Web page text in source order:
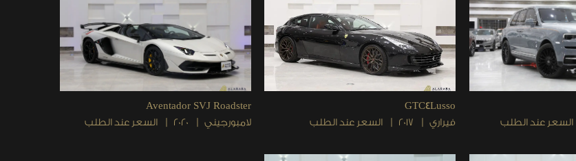
السعر عند الطلب
GTC4Lusso
فيراري
2017 السعر عند الطلب
Aventador SVJ Roadster
لامبورجيني
2020 السعر عند الطلب